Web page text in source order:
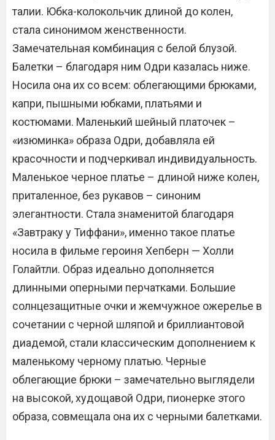
талии. Юбка-колокольчик длиной до колен,
стала синонимом женственности.
Замечательная комбинация с белой блузой.
Балетки – благодаря ним Одри казалась ниже.
Носила она их со всем: облегающими брюками,
капри, пышными юбками, платьями и
костюмами. Маленький шейный платочек –
«изюминка» образа Одри, добавляла ей
красочности и подчеркивал индивидуальность.
Маленькое черное платье – длиной ниже колен,
приталенное, без рукавов – синоним
элегантности. Стала знаменитой благодаря
«Завтраку у Тиффани», именно такое платье
носила в фильме героиня Хепберн — Холли
Голайтли. Образ идеально дополняется
длинными оперными перчатками. Большие
солнцезащитные очки и жемчужное ожерелье в
сочетании с черной шляпой и бриллиантовой
диадемой, стали классическим дополнением к
маленькому черному платью. Черные
облегающие брюки – замечательно выглядели
на высокой, худощавой Одри, пионерке этого
образа, совмещала она их с черными балетками.